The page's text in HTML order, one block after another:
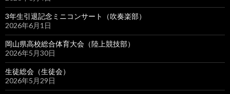
3年生引退記念ミニコンサート（吹奏楽部）
2026年6月1日
岡山県高校総合体育大会（陸上競技部）
2026年5月30日
生徒総会（生徒会）
2026年5月29日